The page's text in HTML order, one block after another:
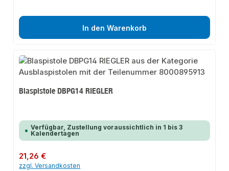
In den Warenkorb
Blaspistole DBPG14 RIEGLER
Verfügbar, Zustellung voraussichtlich in 1 bis 3
Kalendertagen
Regulärer Preis:
21,26 €
zzgl. Versandkosten